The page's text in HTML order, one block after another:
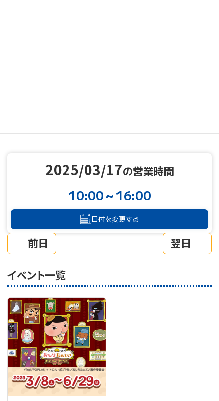
前日
2025/03/17の営業時間
10:00～16:00
日付を変更する
翌日
イベント一覧